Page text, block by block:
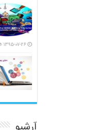
۱۳۹۵-۰۷-۲۶